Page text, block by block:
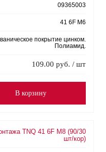
09365003
41 6F M6
покрытие цинком.
Полиамид.
109.00 руб. / шт
В корзину
TNQ 41 6F M8 (90/30
шт/кор)